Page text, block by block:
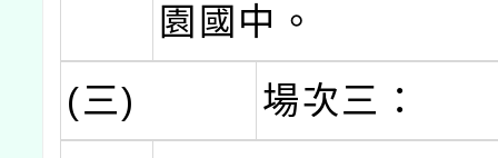
園國中。
(三)
場次三：